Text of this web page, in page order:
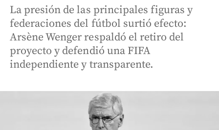
La presión de las principales figuras y
federaciones del fútbol surtió efecto:
Arsène Wenger respaldó el retiro del
proyecto y defendió una FIFA
independiente y transparente.